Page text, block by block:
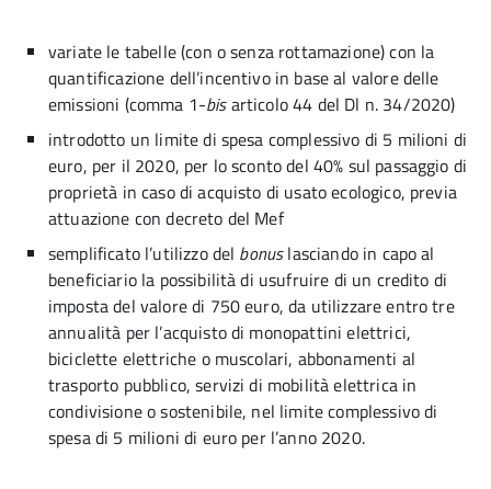
variate le tabelle (con o senza rottamazione) con la
quantificazione dell’incentivo in base al valore delle
emissioni (comma 1-bisarticolo 44 del Dl n. 34/2020)
introdotto un limite di spesa complessivo di 5 milioni di
euro, per il 2020, per lo sconto del 40% sul passaggio di
proprietà in caso di acquisto di usato ecologico, previa
attuazione con decreto del Mef
semplificato l’utilizzo del bonuslasciando in capo al
beneficiario la possibilità di usufruire di un credito di
imposta del valore di 750 euro, da utilizzare entro tre
annualità per l’acquisto di monopattini elettrici,
biciclette elettriche o muscolari, abbonamenti al
trasporto pubblico, servizi di mobilità elettrica in
condivisione o sostenibile, nel limite complessivo di
spesa di 5 milioni di euro per l’anno 2020.